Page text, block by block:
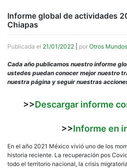
Informe global de actividades
Chiapas
Publicada el 21/01/2022 por Otros
Cada año publicamos nuestro informe
ustedes puedan conocer mejor nuestro
nuestra página y seguir nuestras
>>Descargar informe
>>Informe en
En el año 2021 México vivió uno de los
historia reciente. La recuperación pos
todo el territorio nacional, la crisis